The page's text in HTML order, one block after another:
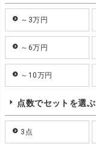
～3万円
～6万円
～10万円
点数でセットを選ぶ
3点